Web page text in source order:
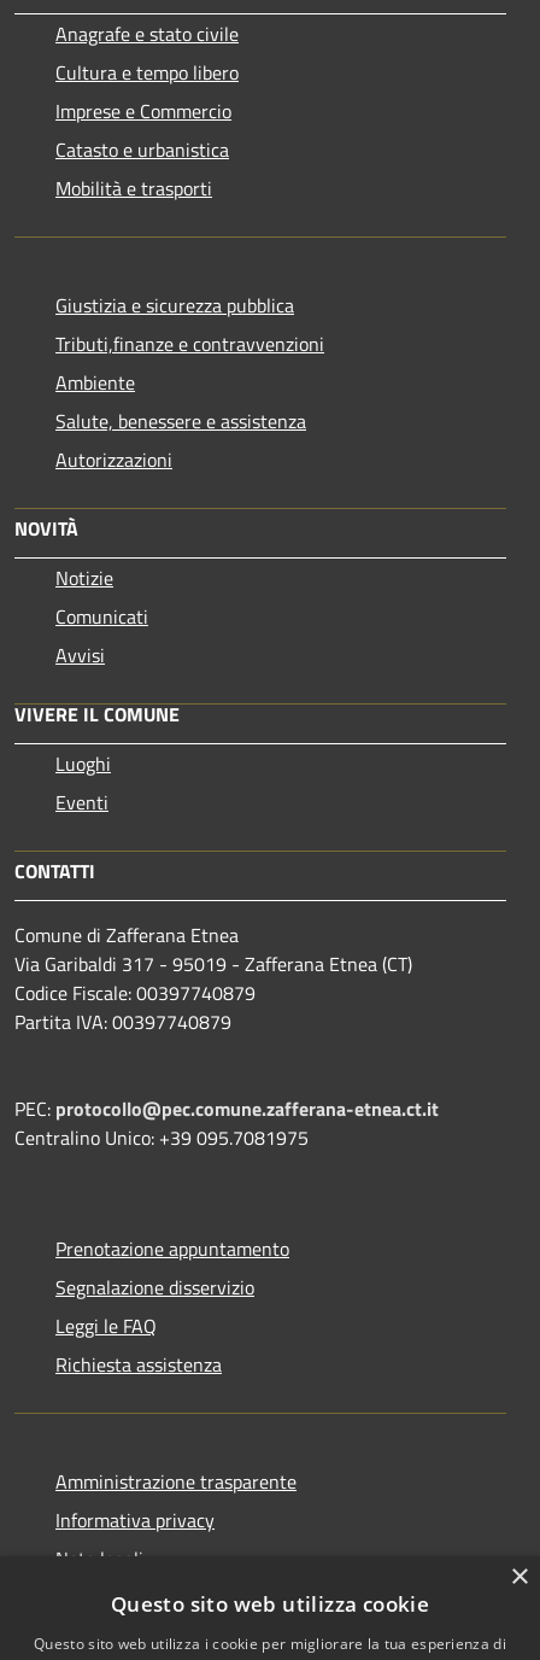
Anagrafe e stato civile
Cultura e tempo libero
Imprese e Commercio
Catasto e urbanistica
Mobilità e trasporti
Giustizia e sicurezza pubblica
Tributi,finanze e contravvenzioni
Ambiente
Salute, benessere e assistenza
Autorizzazioni
NOVITÀ
Notizie
Comunicati
Avvisi
VIVERE IL COMUNE
Luoghi
Eventi
CONTATTI
Comune di Zafferana Etnea
Via Garibaldi 317 - 95019 - Zafferana Etnea (CT)
Codice Fiscale: 00397740879
Partita IVA: 00397740879
PEC: protocollo@pec.comune.zafferana-etnea.ct.it
Centralino Unico: +39 095.7081975
Prenotazione appuntamento
Segnalazione disservizio
Leggi le FAQ
Richiesta assistenza
Amministrazione trasparente
Informativa privacy
Note legali
Dichiarazione di accessibilità
×
Questo sito web utilizza cookie
Questo sito web utilizza i cookie per migliorare la tua esperienza di